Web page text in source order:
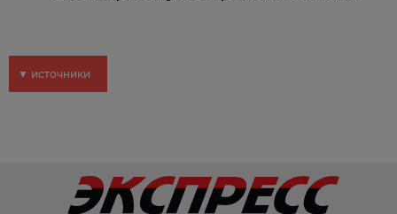
▼ источники